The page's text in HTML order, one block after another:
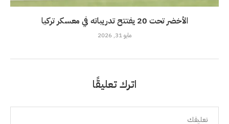
الأخضر تحت 20 يفتتح تدريباته في معسكر تركيا
مايو 31, 2026
اترك تعليقًا